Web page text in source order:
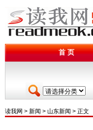
首 页
读我网 > 新闻 > 山东新闻 > 正